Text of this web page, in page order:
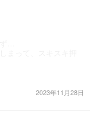
2023年11月28日